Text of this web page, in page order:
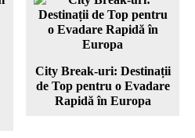
City Break-uri: Destinații
de Top pentru o Evadare
Rapidă în Europa